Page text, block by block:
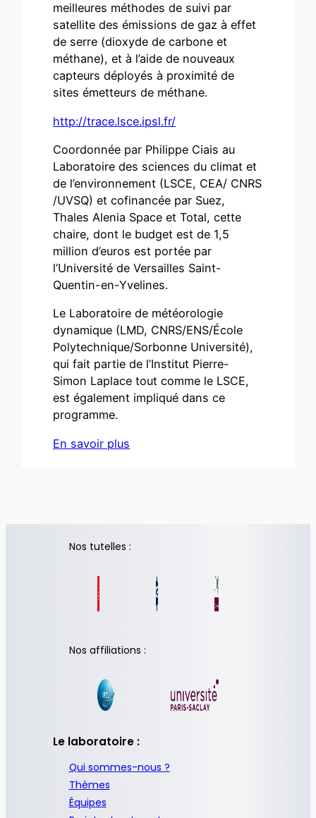
meilleures méthodes de suivi par
satellite des émissions de gaz à effet
de serre (dioxyde de carbone et
méthane), et à l’aide de nouveaux
capteurs déployés à proximité de
sites émetteurs de méthane.
http://trace.lsce.ipsl.fr/
Coordonnée par Philippe Ciais au
Laboratoire des sciences du climat et
de l’environnement (LSCE, CEA/ CNRS
/UVSQ) et cofinancée par Suez,
Thales Alenia Space et Total, cette
chaire, dont le budget est de 1,5
million d’euros est portée par
l’Université de Versailles Saint-
Quentin-en-Yvelines.
Le Laboratoire de météorologie
dynamique (LMD, CNRS/ENS/École
Polytechnique/Sorbonne Université),
qui fait partie de l’Institut Pierre-
Simon Laplace tout comme le LSCE,
est également impliqué dans ce
programme.
En savoir plus
Nos tutelles :
Nos affiliations :
Le laboratoire :
Qui sommes-nous ?
Thèmes
Équipes